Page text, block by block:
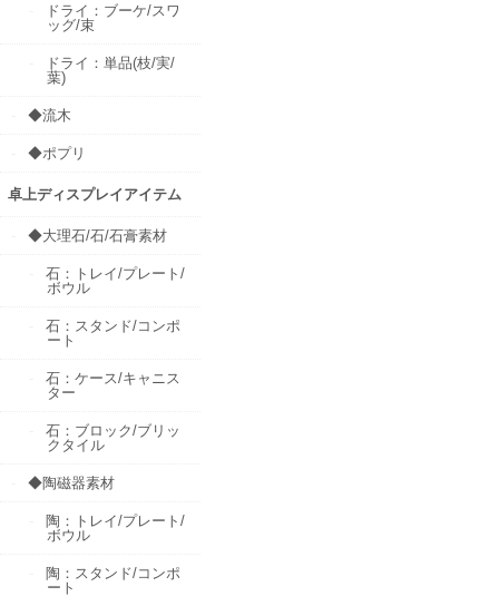
ドライ：ブーケ/スワ
ッグ/束
ドライ：単品(枝/実/
葉)
◆流木
◆ポプリ
卓上ディスプレイアイテム
◆大理石/石/石膏素材
石：トレイ/プレート/
ボウル
石：スタンド/コンポ
ート
石：ケース/キャニス
ター
石：ブロック/ブリッ
クタイル
◆陶磁器素材
陶：トレイ/プレート/
ボウル
陶：スタンド/コンポ
ート